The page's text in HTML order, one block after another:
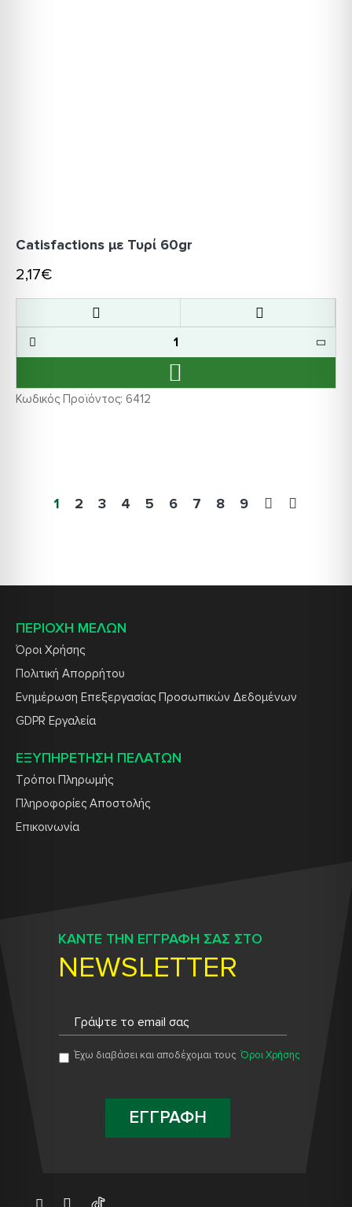
Κωδικός Προϊόντος: 6412
Catisfactions με Τυρί 60gr
2,17€
1 2 3 4 5 6 7 8 9
ΠΕΡΙΟΧΗ ΜΕΛΩΝ
Όροι Χρήσης
Πολιτική Απορρήτου
Ενημέρωση Επεξεργασίας Προσωπικών Δεδομένων
GDPR Εργαλεία
ΕΞΥΠΗΡΕΤΗΣΗ ΠΕΛΑΤΩΝ
Τρόποι Πληρωμής
Πληροφορίες Αποστολής
Επικοινωνία
ΚΑΝΤΕ ΤΗΝ ΕΓΓΡΑΦΗ ΣΑΣ ΣΤΟ
NEWSLETTER
ΕΓΓΡΑΦΗ
Έχω διαβάσει και αποδέχομαι τους Όροι Χρήσης